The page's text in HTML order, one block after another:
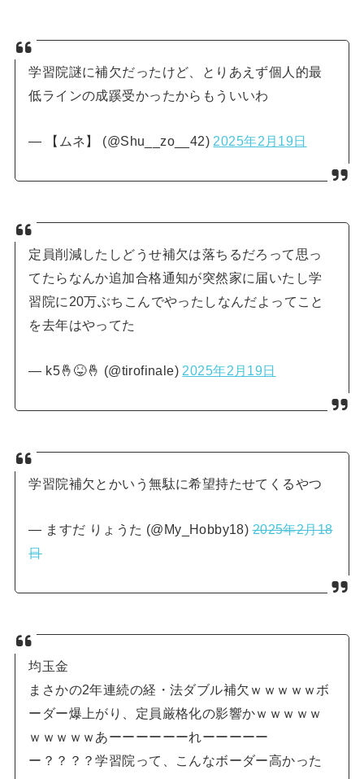
学習院謎に補欠だったけど、とりあえず個人的最
低ラインの成蹊受かったからもういいわ
— 【ムネ】 (@Shu__zo__42) 2025年2月19日
定員削減したしどうせ補欠は落ちるだろって思っ
てたらなんか追加合格通知が突然家に届いたし学
習院に20万ぶちこんでやったしなんだよってこと
を去年はやってた
— k5🤞😝🤞 (@tirofinale) 2025年2月19日
学習院補欠とかいう無駄に希望持たせてくるやつ
— ますだ りょうた (@My_Hobby18)2025年2月18
日
均玉金
まさかの2年連続の経・法ダブル補欠ｗｗｗｗｗボ
ーダー爆上がり、定員厳格化の影響かｗｗｗｗｗ
ｗｗｗｗｗあーーーーーーれーーーーー
ー？？？？学習院って、こんなボーダー高かった